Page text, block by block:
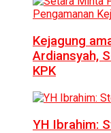
Kejagung
Ardiansyah,
KPK
YH Ibrahim: